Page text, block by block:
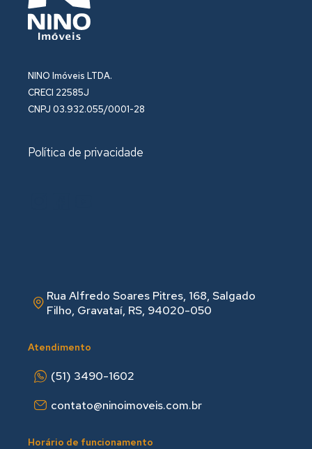
NINO Imóveis LTDA.
CRECI 22585J
CNPJ 03.932.055/0001-28
Política de privacidade
Rua Alfredo Soares Pitres, 168, Salgado
Filho, Gravataí, RS, 94020-050
Atendimento
(51) 3490-1602
contato@ninoimoveis.com.br
Horário de funcionamento